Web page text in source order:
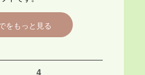
をもっと見る
4